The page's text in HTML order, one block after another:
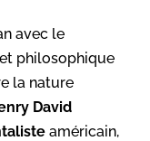
avec le
philosophique
la nature
David
américain,